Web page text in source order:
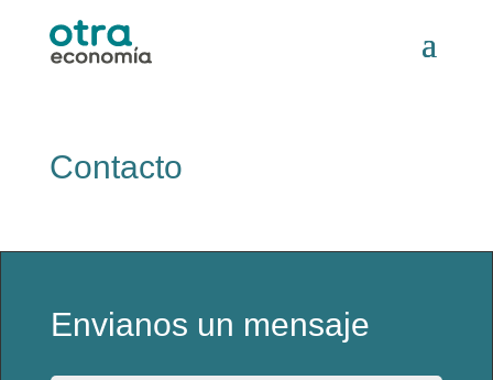
Contacto
Envianos un mensaje